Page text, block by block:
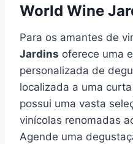
World Wine
Para os amantes de
Jardins oferece uma
personalizada de
localizada a uma
possui uma vasta
vinícolas renomadas
Agende uma